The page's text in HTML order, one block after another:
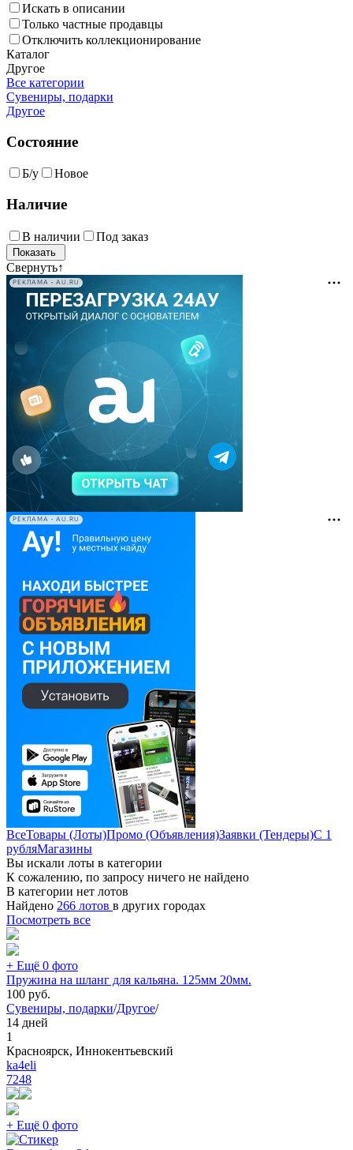
Искать в описании
Только частные продавцы
Отключить коллекционирование
Каталог
Другое
Все категории
Сувениры, подарки
Другое
Состояние
Б/у Новое
Наличие
В наличии Под заказ
Свернуть↑
РЕКЛАМА • AU.RU
РЕКЛАМА • AU.RU
ВсеТовары (Лоты)Промо (Объявления)Заявки (Тендеры)С 1
рубляМагазины
Вы искали лоты в категории
К сожалению, по запросу ничего не найдено
В категории нет лотов
Найдено 266 лотов в других городах
Посмотреть все
+ Ещё 0 фото
Пружина на шланг для кальяна. 125мм 20мм.
100 руб.
Сувениры, подарки/Другое/
14 дней
1
Красноярск, Иннокентьевский
ka4eli
7248
+ Ещё 0 фото